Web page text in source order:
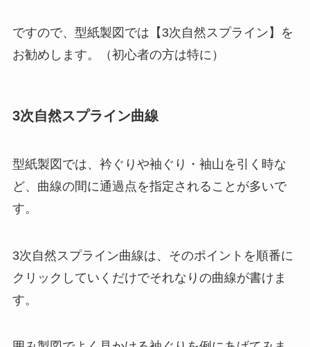
ですので、型紙製図では【3次自然スプライン】を
お勧めします。（初心者の方は特に）
3次自然スプライン曲線
型紙製図では、衿ぐりや袖ぐり・袖山を引く時な
ど、曲線の間に通過点を指定されることが多いで
す。
3次自然スプライン曲線は、そのポイントを順番に
クリックしていくだけでそれなりの曲線が書けま
す。